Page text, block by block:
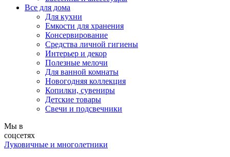
Все для дома
Для кухни
Емкости для хранения
Консервирование
Средства личной гигиены
Интерьер и декор
Полезные мелочи
Для ванной комнаты
Новогодняя коллекция
Копилки, сувениры
Детские товары
Свечи и подсвечники
Мы в
соцсетях
Луковичные и многолетники